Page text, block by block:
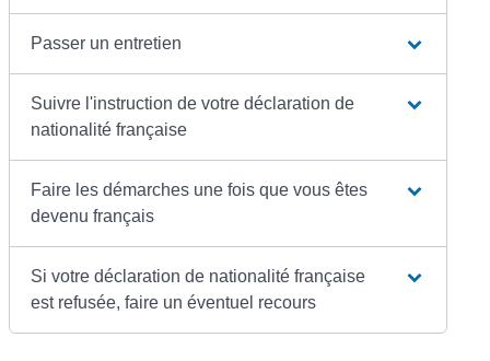
Passer un entretien
Suivre l'instruction de votre déclaration de
nationalité française
Faire les démarches une fois que vous êtes
devenu français
Si votre déclaration de nationalité française
est refusée, faire un éventuel recours